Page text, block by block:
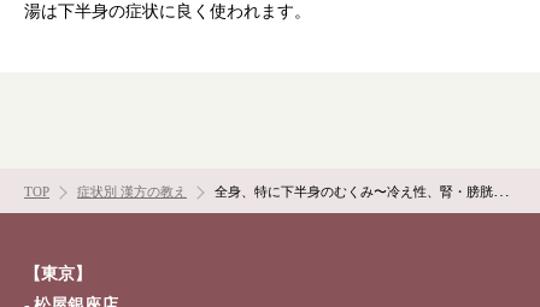
湯は下半身の症状に良く使われます。
TOP 症状別 漢方の教え 全身、特に下半身のむくみ〜冷え性、腎・膀胱が弱い人〜
【東京】